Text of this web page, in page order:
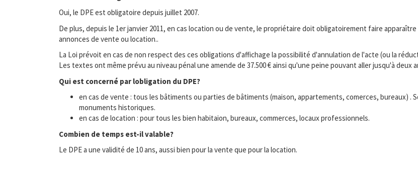
Oui, le DPE est obligatoire depuis juillet 2007.
De plus, depuis le 1er janvier 2011, en cas location ou de vente, le propriétaire doit obligatoirement faire
annonces de vente ou location..
La Loi prévoit en cas de non respect des ces obligations d'affichage la possibilité d'annulation de l'acte (ou la
Les textes ont même prévu au niveau pénal une amende de 37.500 € ainsi qu'une peine pouvant aller jusqu'à deux
Qui est concerné par lobligation du DPE?
en cas de vente : tous les bâtiments ou parties de bâtiments (maison, appartements, comerces, bureaux) .
monuments historiques.
en cas de location : pour tous les bien habitaion, bureaux, commerces, locaux professionnels.
Combien de temps est-il valable?
Le DPE a une validité de 10 ans, aussi bien pour la vente que pour la location.